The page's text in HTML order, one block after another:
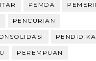
PEMDA
PENCURIAN
PEREMPUAN